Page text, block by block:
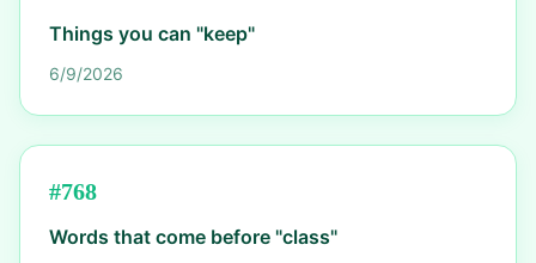
Things you can "keep"
6/9/2026
#768
Words that come before "class"